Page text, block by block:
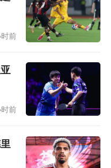
糕的表现。但本轮
荷兰后卫在对皇马
马斯还在快速反
让人再次想起他的
示“托马斯未必一
体育总监贝尔塔重
森纳球迷反应各不
前
前